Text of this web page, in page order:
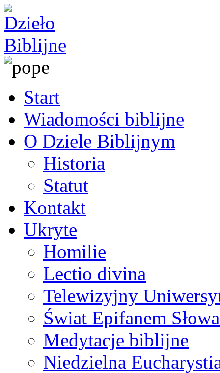
Start
Wiadomości biblijne
O Dziele Biblijnym
Historia
Statut
Kontakt
Ukryte
Homilie
Lectio divina
Telewizyjny
Świat Epifanem Słowa
Medytacje biblijne
Niedzielna